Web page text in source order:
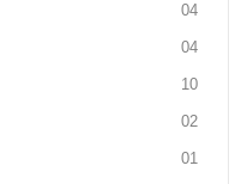
04
04
10
02
01